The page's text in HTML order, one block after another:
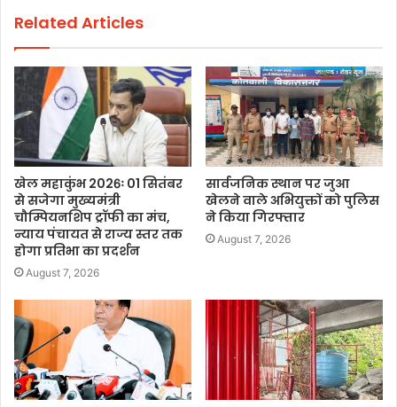
Related Articles
खेल महाकुंभ 2026ः 01 सितंबर
से सजेगा मुख्यमंत्री
चौम्पियनशिप ट्रॉफी का मंच,
न्याय पंचायत से राज्य स्तर तक
होगा प्रतिभा का प्रदर्शन
August 7, 2026
सार्वजनिक स्थान पर जुआ
खेलने वाले अभियुक्तों को पुलिस
ने किया गिरफ्तार
August 7, 2026